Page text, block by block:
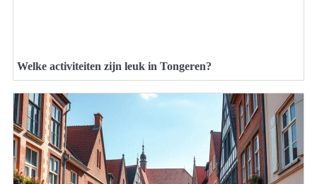
Welke activiteiten zijn leuk in Tongeren?